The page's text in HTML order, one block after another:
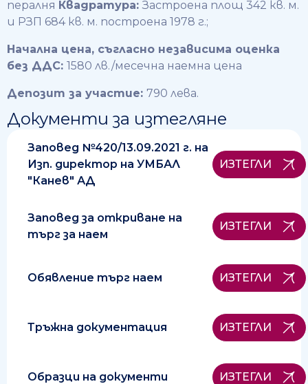
пералня Квадратура:Застроена площ 342 кв. м.
и РЗП 684 кв. м. построена 1978 г.;
Начална цена, съгласно независима оценка
без ДДС: 1580 лв./месечна наемна цена
Депозит за участие: 790 лева.
Документи за изтегляне
Заповед №420/13.09.2021 г. на
Изп. директор на УМБАЛ
"Канев" АД
ИЗТЕГЛИ
Заповед за откриване на
търг за наем
ИЗТЕГЛИ
Обявление търг наем ИЗТЕГЛИ
Тръжна документация ИЗТЕГЛИ
Образци на документи ИЗТЕГЛИ